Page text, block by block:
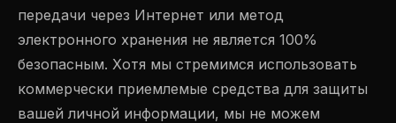
передачи через Интернет или метод
электронного хранения не является 100%
безопасным. Хотя мы стремимся использовать
коммерчески приемлемые средства для защиты
вашей личной информации, мы не можем